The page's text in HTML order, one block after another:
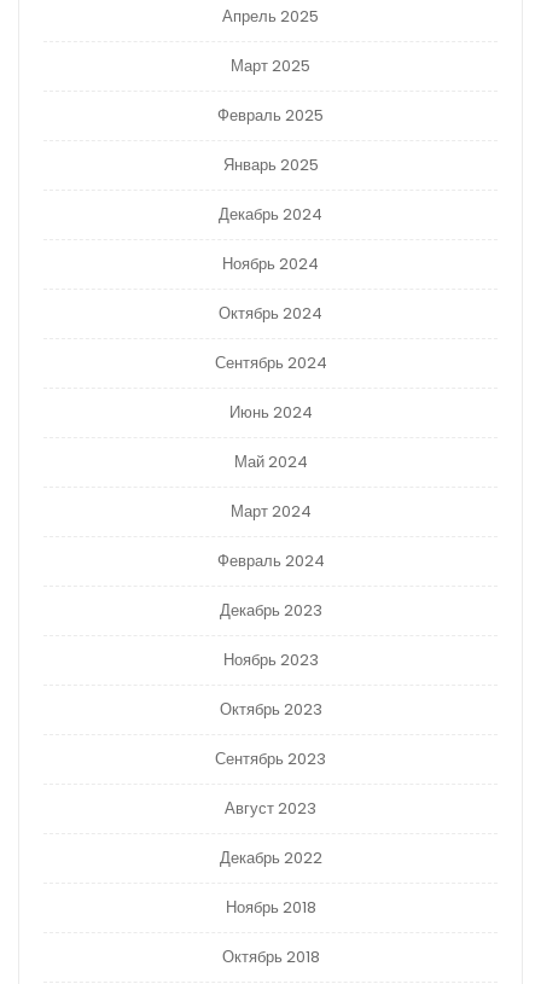
Апрель 2025
Март 2025
Февраль 2025
Январь 2025
Декабрь 2024
Ноябрь 2024
Октябрь 2024
Сентябрь 2024
Июнь 2024
Май 2024
Март 2024
Февраль 2024
Декабрь 2023
Ноябрь 2023
Октябрь 2023
Сентябрь 2023
Август 2023
Декабрь 2022
Ноябрь 2018
Октябрь 2018